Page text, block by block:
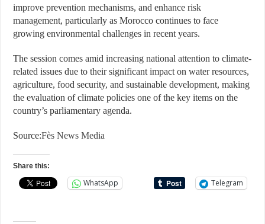
improve prevention mechanisms, and enhance risk
management, particularly as Morocco continues to face
growing environmental challenges in recent years.
The session comes amid increasing national attention to climate-
related issues due to their significant impact on water resources,
agriculture, food security, and sustainable development, making
the evaluation of climate policies one of the key items on the
country’s parliamentary agenda.
Source:Fès News Media
Share this:
WhatsApp Telegram